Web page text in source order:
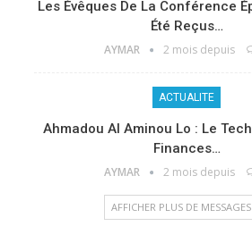
Les Évêques De La Conférence
Été Reçus…
AYMAR 2 mois depuis
ACTUALITE
Ahmadou Al Aminou Lo : Le
Finances…
AYMAR 2 mois depuis
AFFICHER PLUS DE MESSAGES